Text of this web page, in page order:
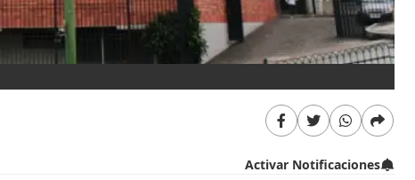
Activar Notificaciones